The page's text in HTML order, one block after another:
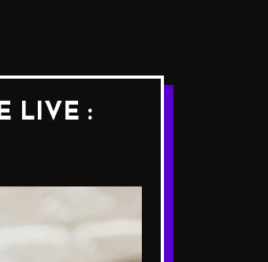
LIVE :